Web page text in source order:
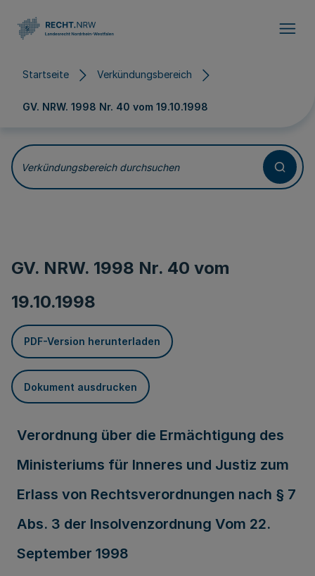
Startseite Verkündungsbereich
GV. NRW. 1998 Nr. 40 vom 19.10.1998
Verkündungsbereich durchsuchen
GV. NRW. 1998 Nr. 40 vom
19.10.1998
PDF-Version herunterladen
Dokument ausdrucken
Verordnung über die Ermächtigung des
Ministeriums für Inneres und Justiz zum
Erlass von Rechtsverordnungen nach § 7
Abs. 3 der Insolvenzordnung Vom 22.
September 1998